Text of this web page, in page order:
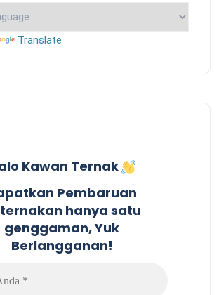
Translate
Kawan Ternak
Pembaruan
hanya satu
genggaman, Yuk
Berlangganan!